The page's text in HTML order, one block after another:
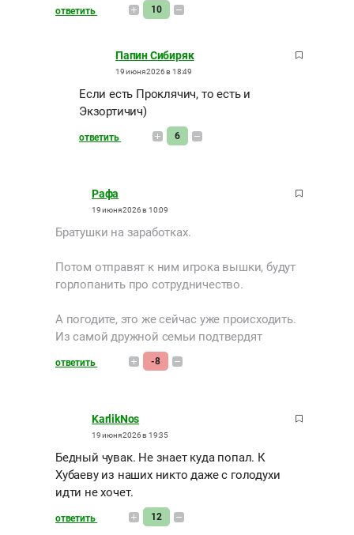
ответить 10
Папин Сибиряк
19 июня 2026 в 18:49
Если есть Проклячич, то есть и
Экзортичич)
ответить 6
Рафа
19 июня 2026 в 10:09
Братушки на заработках.
Потом отправят к ним игрока вышки, будут
горлопанить про сотрудничество.
А погодите, это же сейчас уже происходить.
Из самой дружной семьи подтвердят
ответить -8
KarlikNos
19 июня 2026 в 19:35
Бедный чувак. Не знает куда попал. К
Хубаеву из наших никто даже с голодухи
идти не хочет.
ответить 12